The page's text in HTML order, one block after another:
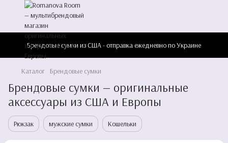
Брендовые сумки из США - отправка ежедневно по Украине
Каталог Брендовые сумки
Брендовые сумки — оригинальные
аксессуары из США и Европы
Рюкзак мужские сумки Кошельки